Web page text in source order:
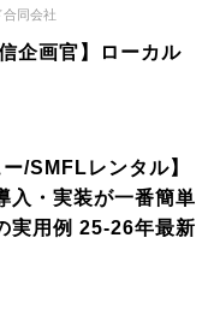
同会社
企画官】ローカル
/SMFLレンタル】
・実装が一番簡単
実用例 25-26年最新